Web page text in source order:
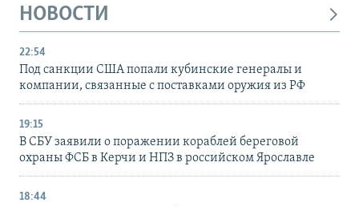
НОВОСТИ
22:54
Под санкции США попали кубинские генералы и
компании, связанные с поставками оружия из РФ
19:15
В СБУ заявили о поражении кораблей береговой
охраны ФСБ в Керчи и НПЗ в российском Ярославле
18:44